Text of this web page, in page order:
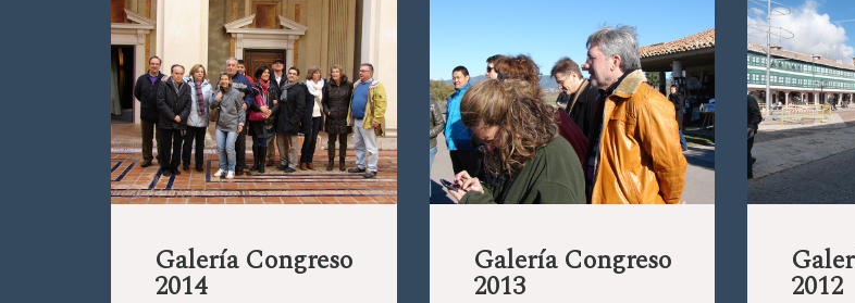
Galería Congreso
2014
Galería Congreso
2013 2012